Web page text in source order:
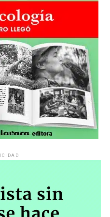
Montero,
los pares que no tienen
se vuelve muy
choque frontal. Mi método
que puedan encarnar la
de 41 años.